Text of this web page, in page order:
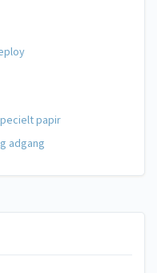
papir
adgang